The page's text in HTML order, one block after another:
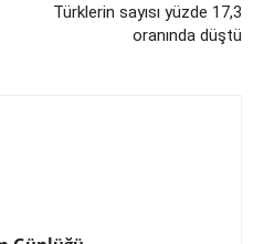
Türklerin sayısı yüzde 17,3
oranında düştü